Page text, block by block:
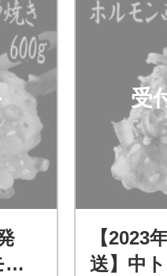
受
【2023
送】中